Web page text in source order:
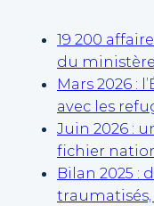
19 200
du
Mars 2026 :
avec les
Juin 2026 :
fichier
Bilan 2025 :